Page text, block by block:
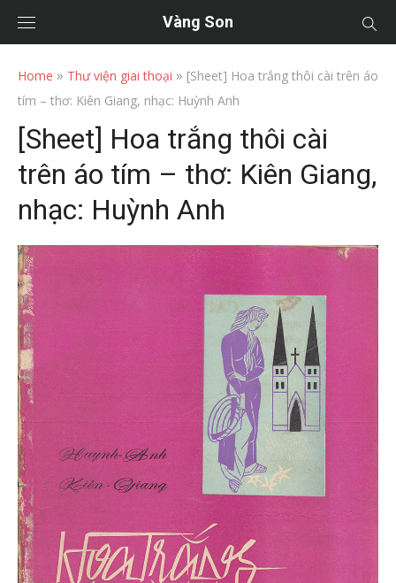
Vàng Son
Home » Thư viện giai thoại » [Sheet] Hoa trắng thôi cài trên áo
tím – thơ: Kiên Giang, nhạc: Huỳnh Anh
[Sheet] Hoa trắng thôi cài
trên áo tím – thơ: Kiên Giang,
nhạc: Huỳnh Anh